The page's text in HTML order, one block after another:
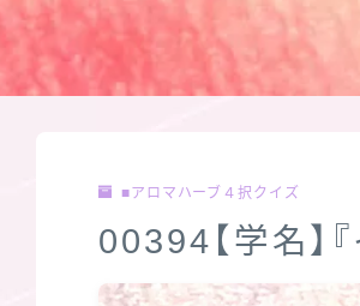
■アロマハーブ４択クイズ
00394【学名】